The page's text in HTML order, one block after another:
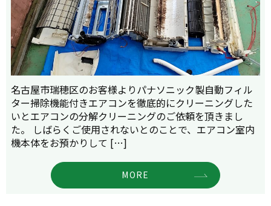
名古屋市瑞穂区のお客様よりパナソニック製自動フィル
ター掃除機能付きエアコンを徹底的にクリーニングした
いとエアコンの分解クリーニングのご依頼を頂きまし
た。 しばらくご使用されないとのことで、エアコン室内
機本体をお預かりして […]
MORE